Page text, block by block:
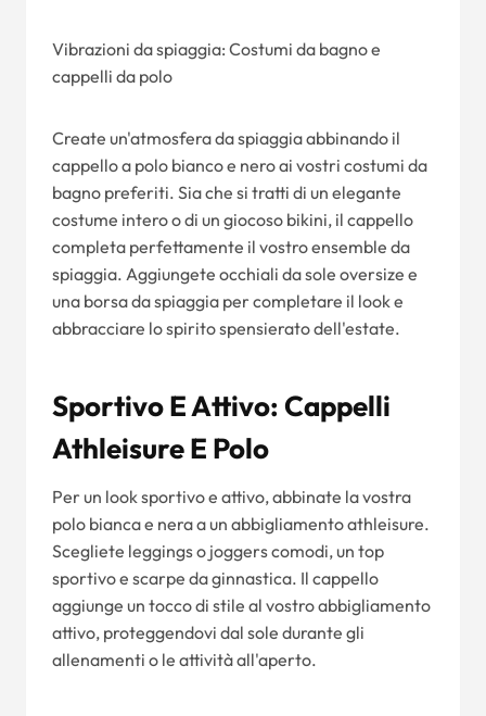
Vibrazioni da spiaggia: Costumi da bagno e
cappelli da polo
Create un'atmosfera da spiaggia abbinando il
cappello a polo bianco e nero ai vostri costumi da
bagno preferiti. Sia che si tratti di un elegante
costume intero o di un giocoso bikini, il cappello
completa perfettamente il vostro ensemble da
spiaggia. Aggiungete occhiali da sole oversize e
una borsa da spiaggia per completare il look e
abbracciare lo spirito spensierato dell'estate.
Sportivo E Attivo: Cappelli
Athleisure E Polo
Per un look sportivo e attivo, abbinate la vostra
polo bianca e nera a un abbigliamento athleisure.
Scegliete leggings o joggers comodi, un top
sportivo e scarpe da ginnastica. Il cappello
aggiunge un tocco di stile al vostro abbigliamento
attivo, proteggendovi dal sole durante gli
allenamenti o le attività all'aperto.